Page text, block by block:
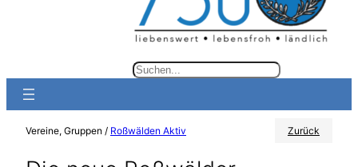
S
c
h
e
Vereine, Gruppen / Roßwälden Aktiv Zurück